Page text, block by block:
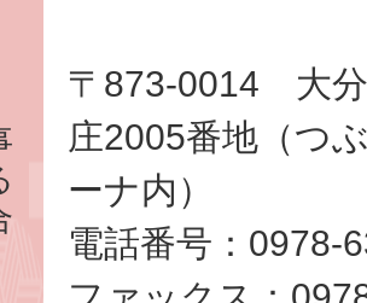
〒873-0014 大
庄2005番地（つ
ーナ内）
電話番号：0978-